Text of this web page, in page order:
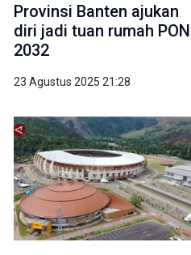
Provinsi Banten ajukan
diri jadi tuan rumah PON
2032
23 Agustus 2025 21:28